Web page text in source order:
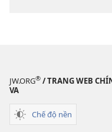
JW.ORG® / TRANG WEB
VA
Chế độ nền